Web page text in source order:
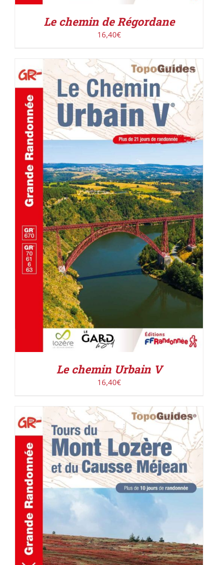
Le chemin de Régordane
16,40€
AJOUTER AU PANIER / DÉTAILS
Le chemin Urbain V
16,40€
AJOUTER AU PANIER / DÉTAILS